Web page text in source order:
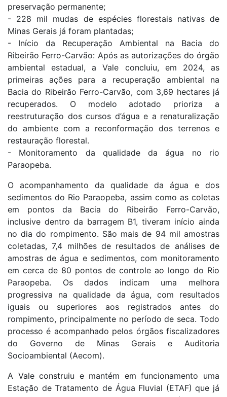
preservação permanente;
- 228 mil mudas de espécies florestais nativas de
Minas Gerais já foram plantadas;
- Início da Recuperação Ambiental na Bacia do
Ribeirão Ferro-Carvão: Após as autorizações do órgão
ambiental estadual, a Vale concluiu, em 2024, as
primeiras ações para a recuperação ambiental na
Bacia do Ribeirão Ferro-Carvão, com 3,69 hectares já
recuperados. O modelo adotado prioriza a
reestruturação dos cursos d’água e a renaturalização
do ambiente com a reconformação dos terrenos e
restauração florestal.
- Monitoramento da qualidade da água no rio
Paraopeba.
O acompanhamento da qualidade da água e dos
sedimentos do Rio Paraopeba, assim como as coletas
em pontos da Bacia do Ribeirão Ferro-Carvão,
inclusive dentro da barragem B1, tiveram início ainda
no dia do rompimento. São mais de 94 mil amostras
coletadas, 7,4 milhões de resultados de análises de
amostras de água e sedimentos, com monitoramento
em cerca de 80 pontos de controle ao longo do Rio
Paraopeba. Os dados indicam uma melhora
progressiva na qualidade da água, com resultados
iguais ou superiores aos registrados antes do
rompimento, principalmente no período de seca. Todo
processo é acompanhado pelos órgãos fiscalizadores
do Governo de Minas Gerais e Auditoria
Socioambiental (Aecom).
A Vale construiu e mantém em funcionamento uma
Estação de Tratamento de Água Fluvial (ETAF) que já